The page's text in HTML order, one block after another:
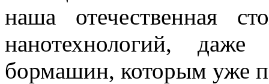
наша отечественная
нанотехнологий, даже
бормашин, которым уже